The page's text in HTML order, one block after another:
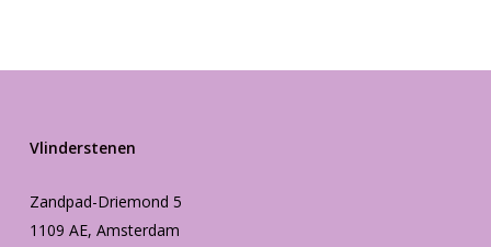
Vlinderstenen
Zandpad-Driemond 5
1109 AE, Amsterdam